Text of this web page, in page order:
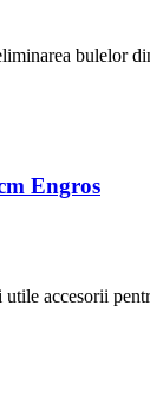
bulelor
Engros
accesorii